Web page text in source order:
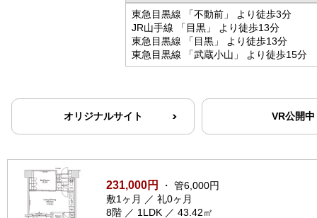
東急目黒線 「不動前」 より徒歩3分
JR山手線 「目黒」 より徒歩13分
東急目黒線 「目黒」 より徒歩13分
東急目黒線 「武蔵小山」 より徒歩15分
オリジナルサイト VR公開中
231,000円
・ 管6,000円
敷1ヶ月 ／ 礼0ヶ月
8階 ／ 1LDK ／ 43.42㎡